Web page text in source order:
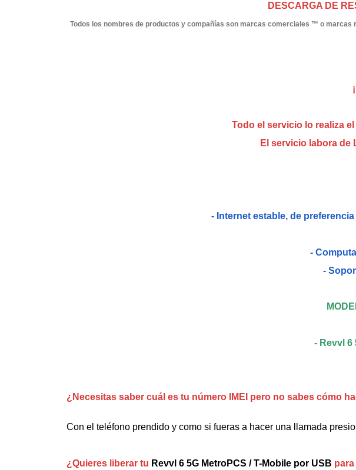
DESCARGA DE
Todos los nombres de productos y compañías son marcas comerciales ™ o
Todo el servicio lo realiza
El servicio labora de
- Internet estable, de
-
-
- Revvl 6
¿Necesitas saber cuál es tu número IMEI pero no sabes cómo
Con el teléfono prendido y como si fueras a hacer una llamada
¿Quieres liberar tu Revvl 6 5G MetroPCS / T-Mobile por USB